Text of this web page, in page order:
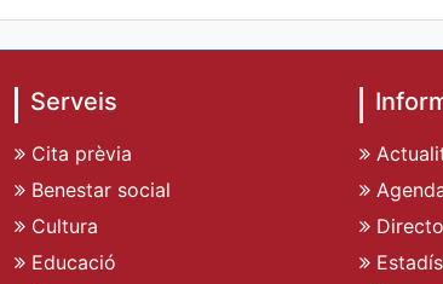
Serveis
Cita prèvia
Benestar social
Cultura
Educació